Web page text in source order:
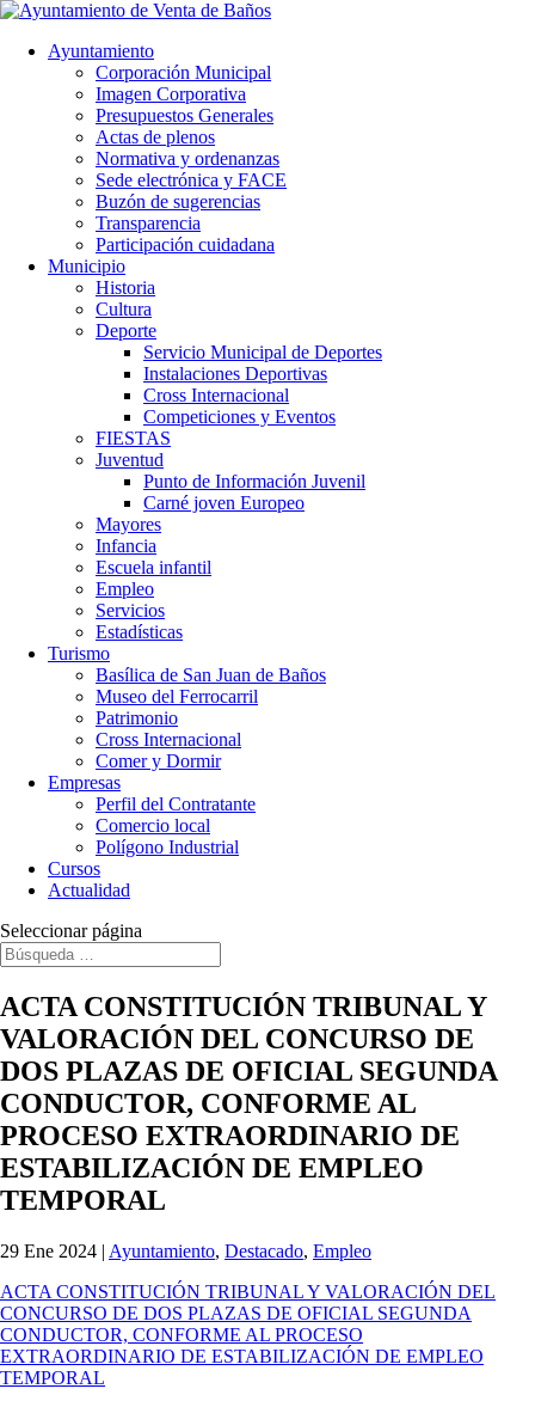
Ayuntamiento
Corporación Municipal
Imagen Corporativa
Presupuestos Generales
Actas de plenos
Normativa y ordenanzas
Sede electrónica y FACE
Buzón de sugerencias
Transparencia
Participación cuidadana
Municipio
Historia
Cultura
Deporte
Servicio Municipal de Deportes
Instalaciones Deportivas
Cross Internacional
Competiciones y Eventos
FIESTAS
Juventud
Punto de Información Juvenil
Carné joven Europeo
Mayores
Infancia
Escuela infantil
Empleo
Servicios
Estadísticas
Turismo
Basílica de San Juan de Baños
Museo del Ferrocarril
Patrimonio
Cross Internacional
Comer y Dormir
Empresas
Perfil del Contratante
Comercio local
Polígono Industrial
Cursos
Actualidad
Seleccionar página
ACTA CONSTITUCIÓN TRIBUNAL Y
VALORACIÓN DEL CONCURSO DE
DOS PLAZAS DE OFICIAL SEGUNDA
CONDUCTOR, CONFORME AL
PROCESO EXTRAORDINARIO DE
ESTABILIZACIÓN DE EMPLEO
TEMPORAL
29 Ene 2024 | Ayuntamiento, Destacado, Empleo
ACTA CONSTITUCIÓN TRIBUNAL Y VALORACIÓN DEL
CONCURSO DE DOS PLAZAS DE OFICIAL SEGUNDA
CONDUCTOR, CONFORME AL PROCESO
EXTRAORDINARIO DE ESTABILIZACIÓN DE EMPLEO
TEMPORAL